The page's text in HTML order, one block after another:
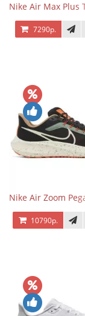
Nike Air Max Plus
7290р.
Nike Air Zoom
10790р.